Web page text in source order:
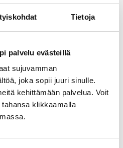
Tietoja
palvelu evästeillä
sujuvamman
joka sopii juuri sinulle.
kehittämään palvelua. Voit
klikkaamalla
yöunen pituus on
7,5 tunnista
Yhä useampi nukkuu
nähden liian vähän.
vuorokauden tunteja
ruutuviihteen ääressä